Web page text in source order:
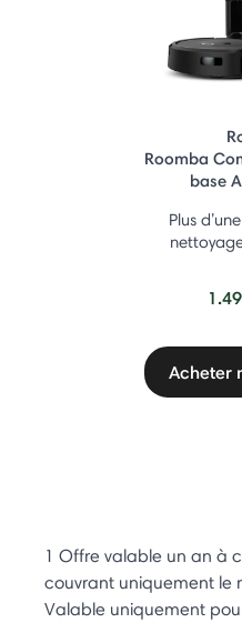
Roomba
base
Plus
Acheter
1 Offre valable un an à
couvrant uniquement le
Valable uniquement